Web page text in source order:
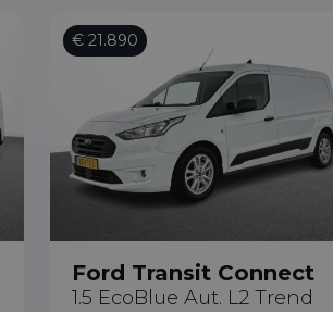
€ 21.890
Ford Transit Connect
1.5 EcoBlue Aut. L2 Trend